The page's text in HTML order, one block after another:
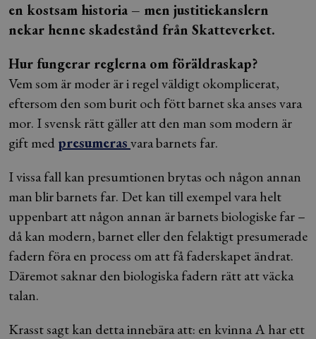
en kostsam historia – men justitiekanslern
nekar henne skadestånd från Skatteverket.
Hur fungerar reglerna om föräldraskap?
Vem som är moder är i regel väldigt okomplicerat,
eftersom den som burit och fött barnet ska anses vara
mor. I svensk rätt gäller att den man som modern är
gift medpresumerasvara barnets far.
I vissa fall kan presumtionen brytas och någon annan
man blir barnets far. Det kan till exempel vara helt
uppenbart att någon annan är barnets biologiske far –
då kan modern, barnet eller den felaktigt presumerade
fadern föra en process om att få faderskapet ändrat.
Däremot saknar den biologiska fadern rätt att väcka
talan.
Krasst sagt kan detta innebära att: en kvinna A har ett